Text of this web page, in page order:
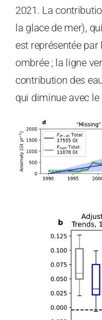
2021. La
la glace de mer),
est représentée
ombrée ; la ligne
contribution des
qui diminue avec le